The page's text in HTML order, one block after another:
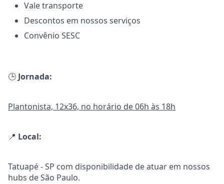
Vale transporte
Descontos em nossos serviços
Convênio SESC
🕒 Jornada:
Plantonista, 12x36, no horário de 06h às 18h
📍 Local:
Tatuapé - SP com disponibilidade de atuar em nossos
hubs de São Paulo.